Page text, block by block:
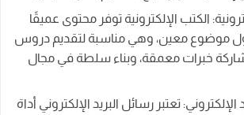
الكتب الإلكترونية توفر محتوى عميقًا
موضوع معين، وهي مناسبة لتقديم دروس
خبرات معمقة، وبناء سلطة في مجال
الإلكتروني: تعتبر رسائل البريد الإلكتروني أداة